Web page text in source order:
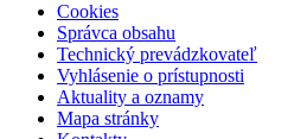
Cookies
Správca obsahu
Technický prevádzkovateľ
Vyhlásenie o prístupnosti
Aktuality a oznamy
Mapa stránky